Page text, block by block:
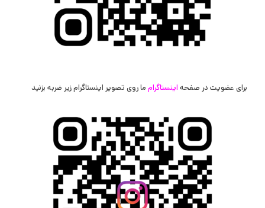
برای عضویت در صفحه اینستاگرام ما روی تصویر اینستاگرام زیر ضربه بزنید